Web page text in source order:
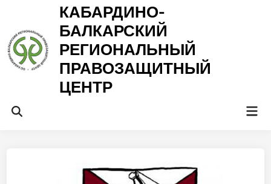
содержимому
КАБАРДИНО-
БАЛКАРСКИЙ
РЕГИОНАЛЬНЫЙ
ПРАВОЗАЩИТНЫЙ
ЦЕНТР
Открыть